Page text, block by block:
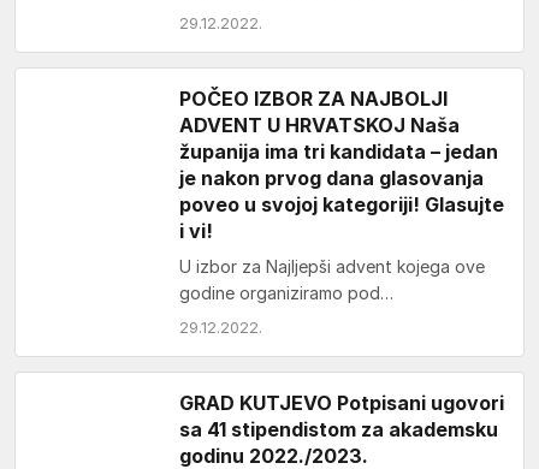
mjestu Sulkovci, na neutvrđeni način je
29.12.2022.
POČEO IZBOR ZA NAJBOLJI
ADVENT U HRVATSKOJ Naša
županija ima tri kandidata – jedan
je nakon prvog dana glasovanja
poveo u svojoj kategoriji! Glasujte
i vi!
U izbor za Najljepši advent kojega ove
godine organiziramo pod
pokroviteljstvom Ministarstva turizma i
29.12.2022.
GRAD KUTJEVO Potpisani ugovori
sa 41 stipendistom za akademsku
godinu 2022./2023.